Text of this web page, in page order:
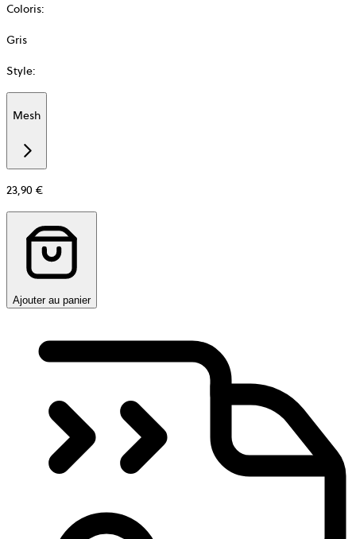
Coloris:
Gris
Style:
Mesh
about
23,90 €
Ajouter au panier